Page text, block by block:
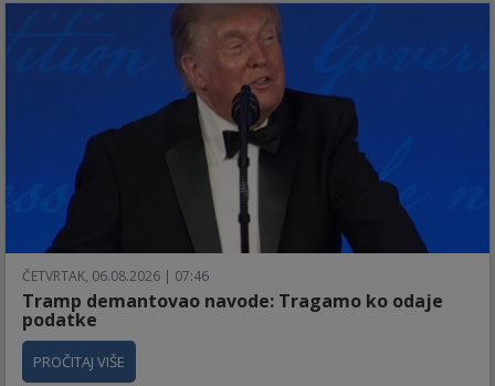
ČETVRTAK, 06.08.2026 | 07:46
Tramp demantovao navode: Tragamo ko odaje
podatke
PROČITAJ VIŠE